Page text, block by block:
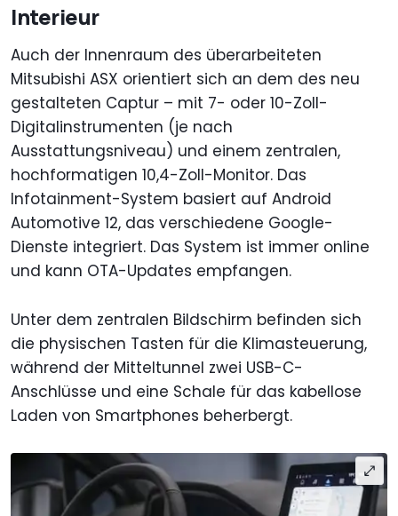
Interieur
Auch der Innenraum des überarbeiteten
Mitsubishi ASX orientiert sich an dem des neu
gestalteten Captur – mit 7- oder 10-Zoll-
Digitalinstrumenten (je nach
Ausstattungsniveau) und einem zentralen,
hochformatigen 10,4-Zoll-Monitor. Das
Infotainment-System basiert auf Android
Automotive 12, das verschiedene Google-
Dienste integriert. Das System ist immer online
und kann OTA-Updates empfangen.
Unter dem zentralen Bildschirm befinden sich
die physischen Tasten für die Klimasteuerung,
während der Mitteltunnel zwei USB-C-
Anschlüsse und eine Schale für das kabellose
Laden von Smartphones beherbergt.